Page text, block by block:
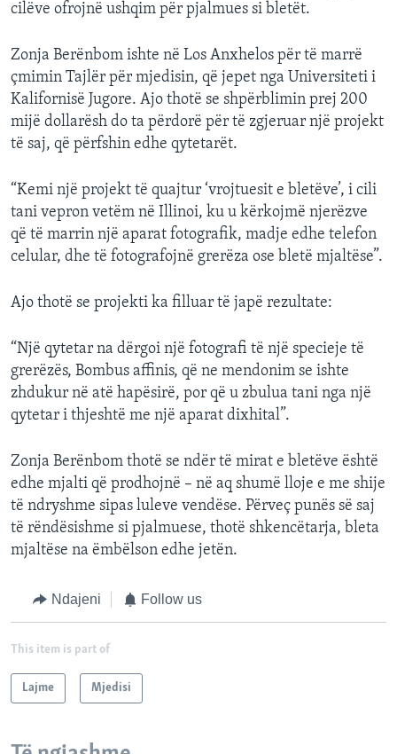
cilëve ofrojnë ushqim për pjalmues si bletët.
Zonja Berënbom ishte në Los Anxhelos për të marrë
çmimin Tajlër për mjedisin, që jepet nga Universiteti i
Kalifornisë Jugore. Ajo thotë se shpërblimin prej 200
mijë dollarësh do ta përdorë për të zgjeruar një projekt
të saj, që përfshin edhe qytetarët.
“Kemi një projekt të quajtur ‘vrojtuesit e bletëve’, i cili
tani vepron vetëm në Illinoi, ku u kërkojmë njerëzve
që të marrin një aparat fotografik, madje edhe telefon
celular, dhe të fotografojnë grerëza ose bletë mjaltëse”.
Ajo thotë se projekti ka filluar të japë rezultate:
“Një qytetar na dërgoi një fotografi të një specieje të
grerëzës, Bombus affinis, që ne mendonim se ishte
zhdukur në atë hapësirë, por që u zbulua tani nga një
qytetar i thjeshtë me një aparat dixhital”.
Zonja Berënbom thotë se ndër të mirat e bletëve është
edhe mjalti që prodhojnë – në aq shumë lloje e me shije
të ndryshme sipas luleve vendëse. Përveç punës së saj
të rëndësishme si pjalmuese, thotë shkencëtarja, bleta
mjaltëse na ëmbëlson edhe jetën.
Ndajeni Follow us
This item is part of
Lajme Mjedisi